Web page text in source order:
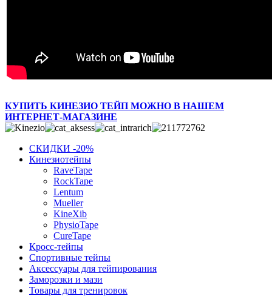
КУПИТЬ КИНЕЗИО ТЕЙП МОЖНО В НАШЕМ
ИНТЕРНЕТ-МАГАЗИНЕ
СКИДКИ -20%
Кинезиотейпы
RaveTape
RockTape
Lentum
Mueller
KineXib
PhysioTape
CureTape
Кросс-тейпы
Спортивные тейпы
Аксессуары для тейпирования
Заморозки и мази
Товары для тренировок